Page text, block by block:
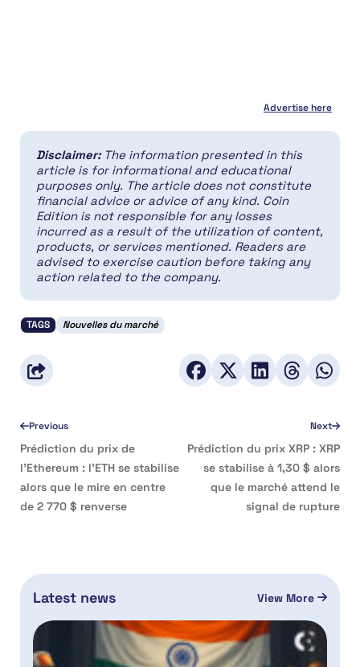
Advertise here
Disclaimer: The information presented in this
article is for informational and educational
purposes only. The article does not constitute
financial advice or advice of any kind. Coin
Edition is not responsible for any losses
incurred as a result of the utilization of content,
products, or services mentioned. Readers are
advised to exercise caution before taking any
action related to the company.
TAGS Nouvelles du marché
Previous
Prédiction du prix de
l’Ethereum : l’ETH se stabilise
alors que le mire en centre
de 2 770 $ renverse
Next
Prédiction du prix XRP : XRP
se stabilise à 1,30 $ alors
que le marché attend le
signal de rupture
Latest news View More